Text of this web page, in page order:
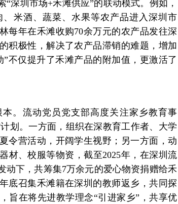
深圳市场+禾滩供应”的联动模式。例如，
米酒、蔬菜、水果等农产品进入深圳市
每年在禾滩收购70余万元的农产品发往深
积极性，解决了农产品滞销的难题，增加
不仅提升了禾滩产品的附加值，更激活了
。流动党员党支部高度关注家乡教育事
划。一方面，组织在深教育工作者、大学
令营活动，开阔学生视野；另一方面，动
材、校服等物资，截至2025年，在深圳流
动下，共筹集7万余元的爱心物资捐赠给禾
底召集禾滩籍在深圳的教师返乡，共同探
旨在将先进教学理念“引进家乡”，共享优